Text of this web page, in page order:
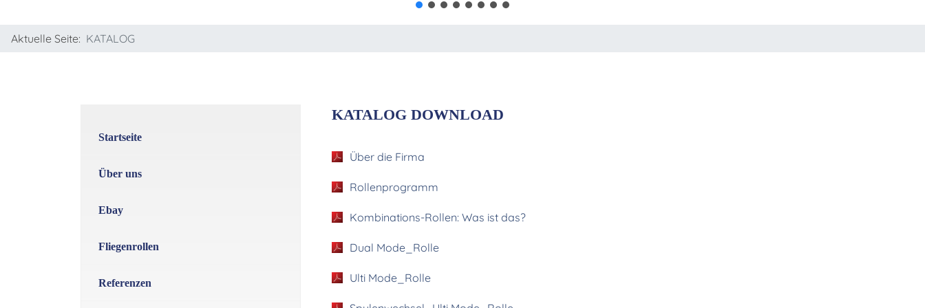
Aktuelle Seite: KATALOG
Startseite
Über uns
Ebay
Fliegenrollen
Referenzen
KATALOG DOWNLOAD
Über die Firma
Rollenprogramm
Kombinations-Rollen: Was ist das?
Dual Mode_Rolle
Ulti Mode_Rolle